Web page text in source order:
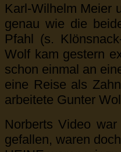
Karl-Wilhelm Meier
genau wie die
Pfahl (s.
Wolf kam gestern
schon einmal an
eine Reise als
arbeitete Gunter
Norberts Video
gefallen, waren